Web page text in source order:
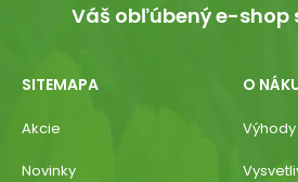
Váš obľúbený e-shop
SITEMAPA
Akcie
Novinky
O